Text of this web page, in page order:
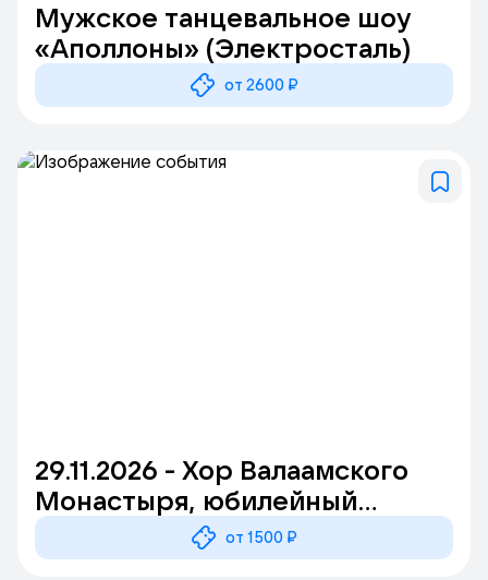
Мужское танцевальное шоу
«Аполлоны» (Электросталь)
от 2600 ₽
29.11.2026 - Хор Валаамского
Монастыря, юбилейный
концерт, г.Электросталь, ДК
им.К.Маркса
от 1500 ₽